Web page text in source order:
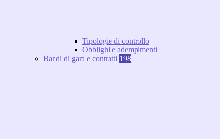
Tipologie di controllo
Obblighi e adempimenti
Bandi di gara e contratti 198